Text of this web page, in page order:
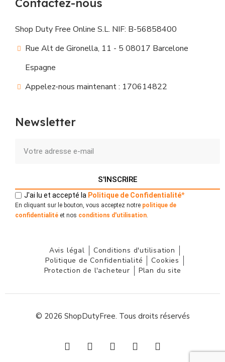
Contactez-nous
Shop Duty Free Online S.L. NIF: B-56858400
Rue Alt de Gironella, 11 - 5 08017 Barcelone
Espagne
Appelez-nous maintenant : 170614822
Newsletter
S'INSCRIRE
J'ai lu et accepté la Politique de Confidentialité*
En cliquant sur le bouton, vous acceptez notre politique de
confidentialité et nos conditions d'utilisation.
Avis légal
Conditions d'utilisation
Politique de Confidentialité
Cookies
Protection de l'acheteur
Plan du site
© 2026 ShopDutyFree. Tous droits réservés